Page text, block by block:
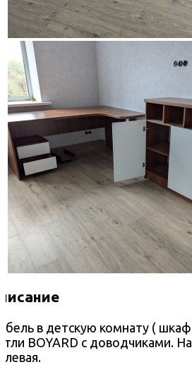
в детскую комнату ( шкаф
BOYARD с доводчиками.